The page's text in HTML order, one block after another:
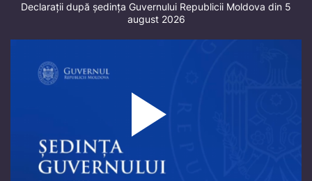
Declarații după ședința Guvernului Republicii Moldova din 5
august 2026